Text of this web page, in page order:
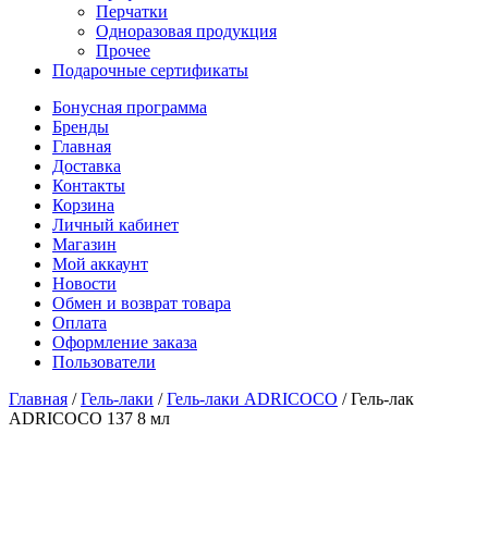
Перчатки
Одноразовая продукция
Прочее
Подарочные сертификаты
Бонусная программа
Бренды
Главная
Доставка
Контакты
Корзина
Личный кабинет
Магазин
Мой аккаунт
Новости
Обмен и возврат товара
Оплата
Оформление заказа
Пользователи
Главная /Гель-лаки /Гель-лаки ADRICOCO /Гель-лак
ADRICOCO 137 8 мл